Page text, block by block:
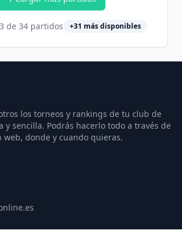
3 de 34 partidos +31 más disponibles
los torneos y rankings de tu club de
y sencilla. Podrás hacerlo todo a través de
web, donde y cuando quieras.